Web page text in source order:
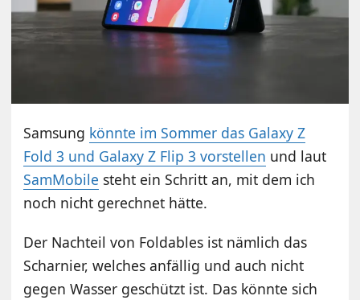
Samsung könnte im Sommer das Galaxy Z
Fold 3 und Galaxy Z Flip 3 vorstellen und laut
SamMobile steht ein Schritt an, mit dem ich
noch nicht gerechnet hätte.
Der Nachteil von Foldables ist nämlich das
Scharnier, welches anfällig und auch nicht
gegen Wasser geschützt ist. Das könnte sich